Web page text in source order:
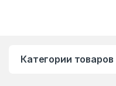
Категории товаров